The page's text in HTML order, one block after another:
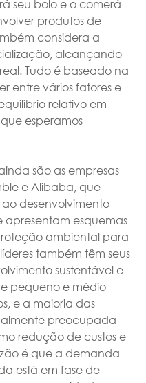
seu bolo e o comerá
produtos de
considera a
alcançando
Tudo é baseado na
entre vários fatores e
relativo em
esperamos
são as empresas
e Alibaba, que
desenvolvimento
apresentam esquemas
ambiental para
também têm seus
sustentável e
pequeno e médio
e a maioria das
preocupada
redução de custos e
é que a demanda
está em fase de